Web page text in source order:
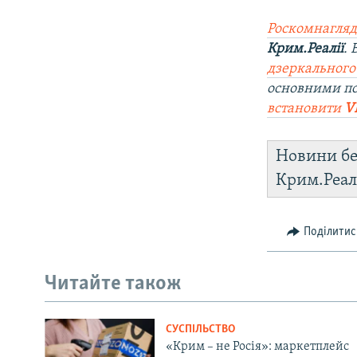
Крим.Реалії.
основними
встановити
Новини
Читайте також
СУСПІЛЬСТВО
«Крим – не Росія»: маркетплейс